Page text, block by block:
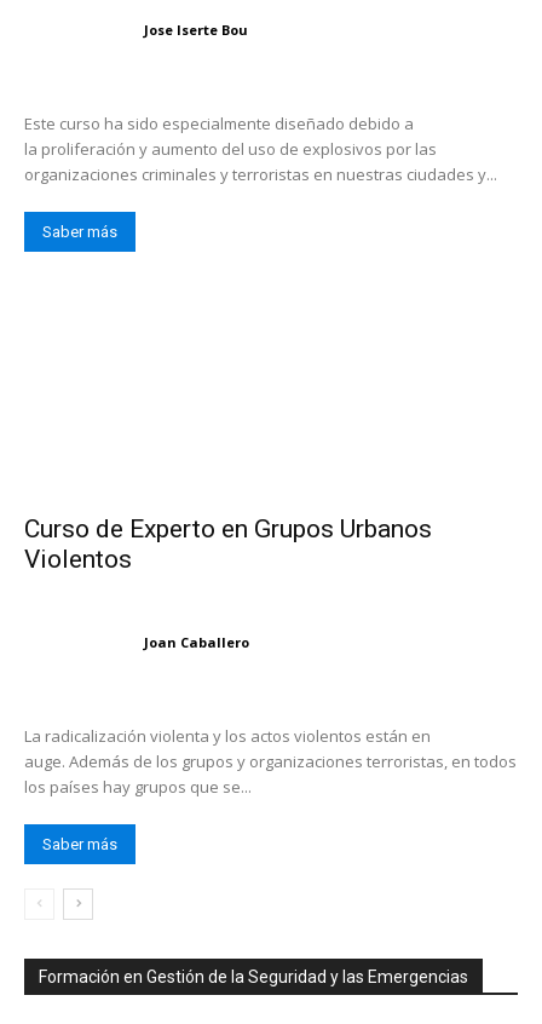
Jose Iserte Bou
Este curso ha sido especialmente diseñado debido a
la proliferación y aumento del uso de explosivos por las
organizaciones criminales y terroristas en nuestras ciudades y...
Saber más
Curso de Experto en Grupos Urbanos
Violentos
Joan Caballero
La radicalización violenta y los actos violentos están en
auge. Además de los grupos y organizaciones terroristas, en todos
los países hay grupos que se...
Saber más
Formación en Gestión de la Seguridad y las Emergencias